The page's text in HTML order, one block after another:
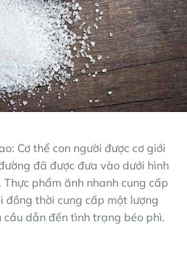
Cơ thể con người được cơ giới
đã được đưa vào dưới hình
phẩm ănh nhanh cung cấp
đồng thời cung cấp một lượng
dẫn đến tình trạng béo phì.